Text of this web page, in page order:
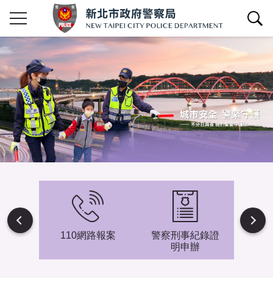
查詢區開關
難專 110網路報案
警察刑事紀錄證
明申辦
新